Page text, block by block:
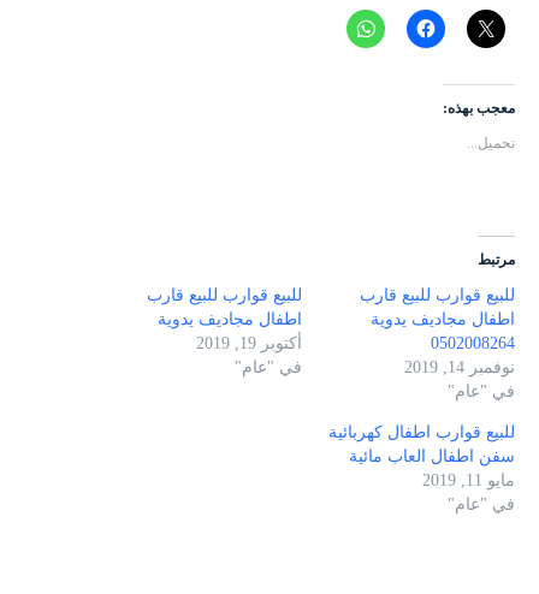
معجب بهذه:
تحميل...
مرتبط
للبيع قوارب للبيع قارب
اطفال مجاديف يدوية
0502008264
نوفمبر 14, 2019
في "عام"
للبيع قوارب للبيع قارب
اطفال مجاديف يدوية
أكتوبر 19, 2019
في "عام"
للبيع قوارب اطفال كهربائية
سفن اطفال العاب مائية
مايو 11, 2019
في "عام"